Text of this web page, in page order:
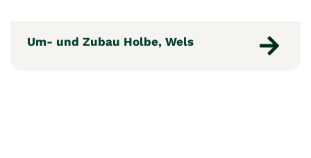
Um- und Zubau Holbe, Wels